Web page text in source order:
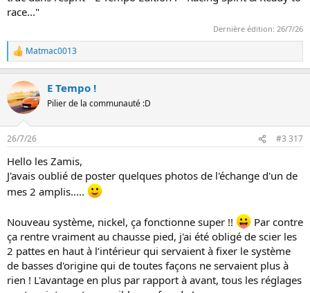
race..."
Dernière édition: 26/7/26
L
e
r
é
a
i
n
s
:
Matmac0013
E Tempo !
Pilier de la communauté :D
26/7/26 #3 317
Hello les Zamis,
J'avais oublié de poster quelques photos de l'échange d'un de
mes 2 amplis.....
Nouveau système, nickel, ça fonctionne super !!
Par contre
ça rentre vraiment au chausse pied, j'ai été obligé de scier les
2 pattes en haut à l’intérieur qui servaient à fixer le système
de basses d'origine qui de toutes façons ne servaient plus à
rien ! L'avantage en plus par rapport à avant, tous les réglages